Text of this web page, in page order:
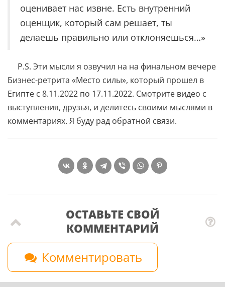
оценивает нас извне. Есть внутренний
оценщик, который сам решает, ты
делаешь правильно или отклоняешься…»
Р.S. Эти мысли я озвучил на на финальном вечере
Бизнес-ретрита «Место силы», который прошел в
Египте с 8.11.2022 по 17.11.2022. Смотрите видео с
выступления, друзья, и делитесь своими мыслями в
комментариях. Я буду рад обратной связи.
ОСТАВЬТЕ СВОЙ
КОММЕНТАРИЙ
Комментировать